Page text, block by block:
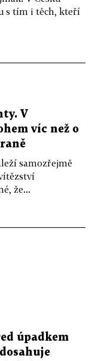
s tím i těch, kteří
V
víc než o
samozřejmě
že...
úpadkem